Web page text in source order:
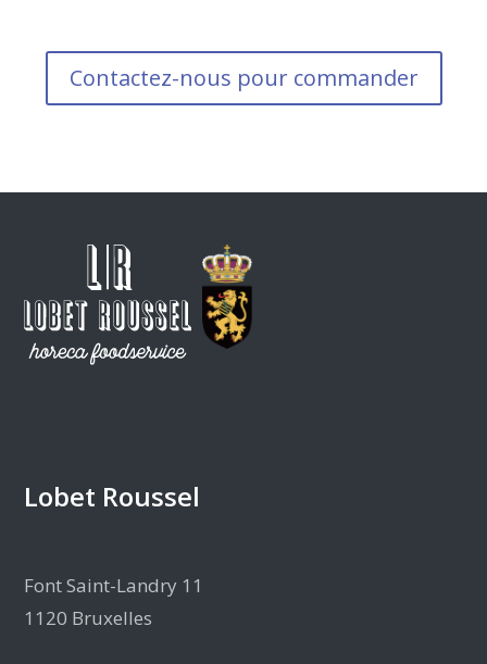
Contactez-nous pour commander
Lobet Roussel
Font Saint-Landry 11
1120 Bruxelles